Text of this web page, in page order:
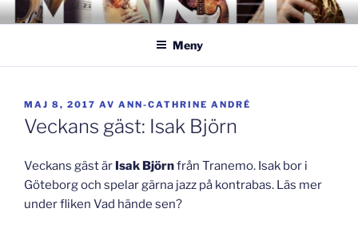
Hoppa
till
GISLAVEDMUSIKESTET
– här formas framtiden!
Meny
PUBLICERAT
MAJ 8, 2017 AV ANN-CATHRINE ANDRÉ
Veckans gäst: Isak Björn
Veckans gäst är Isak Björnfrån Tranemo. Isak bor i
Göteborg och spelar gärna jazz på kontrabas. Läs mer
under fliken Vad hände sen?